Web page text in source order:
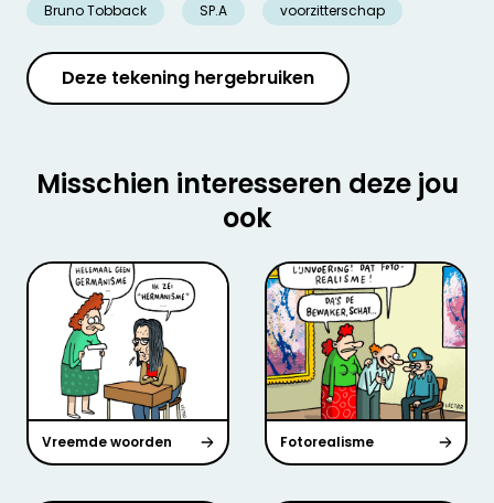
Bruno Tobback SP.A voorzitterschap
Deze tekening hergebruiken
Misschien interesseren deze jou
ook
Vreemde woorden Fotorealisme